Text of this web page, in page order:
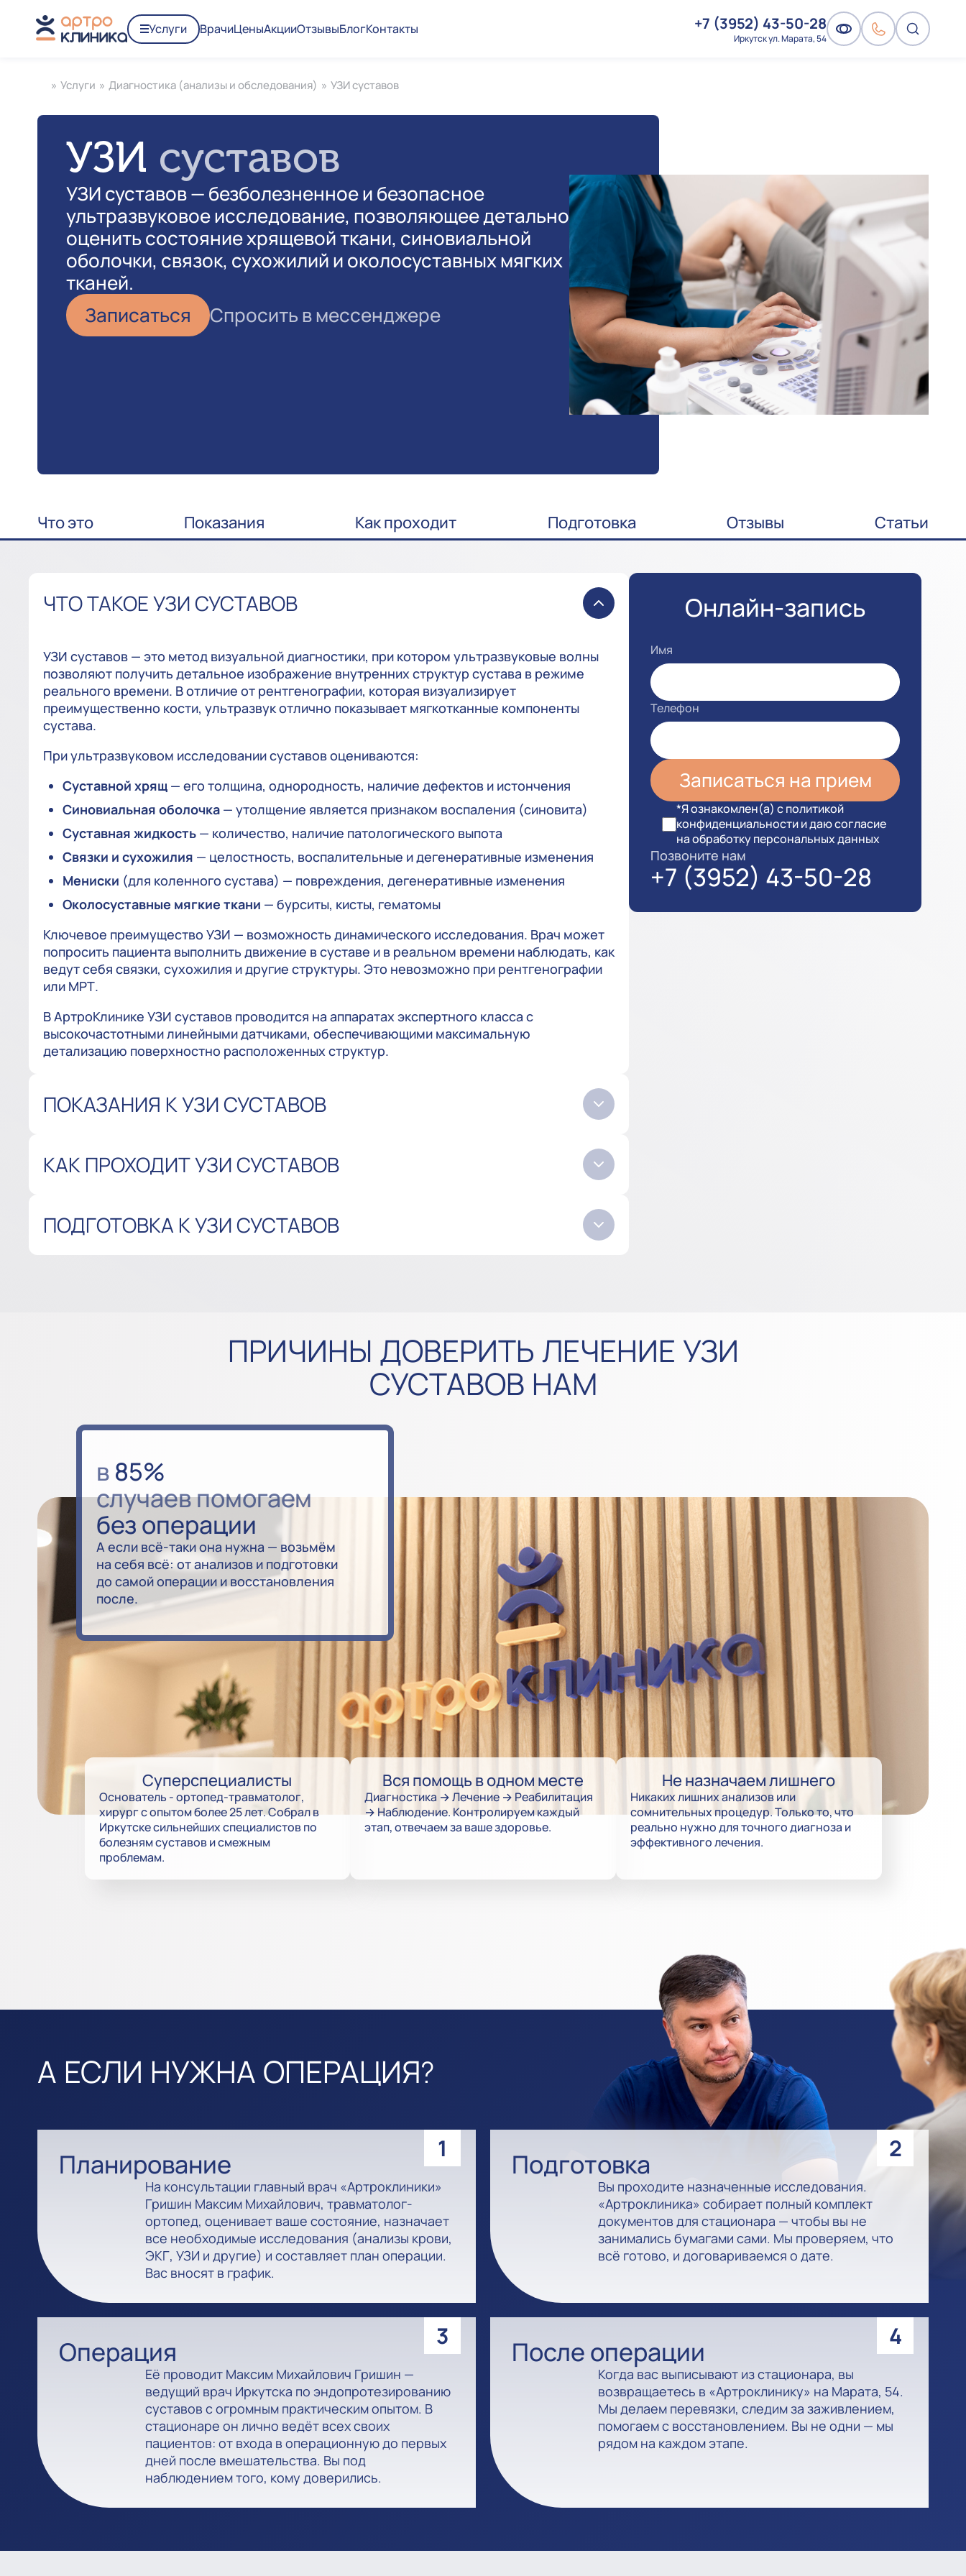
Услуги ВрачиЦеныАкцииОтзывыБлогКонтакты +7 (3952) 43-50-28
Иркутск ул. Марата, 54
» Услуги » Диагностика (анализы и обследования) » УЗИ суставов
УЗИ суставов
УЗИ суставов — безболезненное и безопасное
ультразвуковое исследование, позволяющее детально
оценить состояние хрящевой ткани, синовиальной
оболочки, связок, сухожилий и околосуставных мягких
тканей.
Записаться
Спросить в мессенджере
Что это Показания Как проходит Подготовка Отзывы Статьи
ЧТО ТАКОЕ УЗИ СУСТАВОВ
УЗИ суставов — это метод визуальной диагностики, при котором ультразвуковые волны
позволяют получить детальное изображение внутренних структур сустава в режиме
реального времени. В отличие от рентгенографии, которая визуализирует
преимущественно кости, ультразвук отлично показывает мягкотканные компоненты
сустава.
При ультразвуковом исследовании суставов оцениваются:
Суставной хрящ — его толщина, однородность, наличие дефектов и истончения
Синовиальная оболочка — утолщение является признаком воспаления (синовита)
Суставная жидкость — количество, наличие патологического выпота
Связки и сухожилия — целостность, воспалительные и дегенеративные изменения
Мениски (для коленного сустава) — повреждения, дегенеративные изменения
Околосуставные мягкие ткани — бурситы, кисты, гематомы
Ключевое преимущество УЗИ — возможность динамического исследования. Врач может
попросить пациента выполнить движение в суставе и в реальном времени наблюдать, как
ведут себя связки, сухожилия и другие структуры. Это невозможно при рентгенографии
или МРТ.
В АртроКлинике УЗИ суставов проводится на аппаратах экспертного класса с
высокочастотными линейными датчиками, обеспечивающими максимальную
детализацию поверхностно расположенных структур.
ПОКАЗАНИЯ К УЗИ СУСТАВОВ
КАК ПРОХОДИТ УЗИ СУСТАВОВ
ПОДГОТОВКА К УЗИ СУСТАВОВ
Онлайн-запись
Имя
Телефон
*Я ознакомлен(а) с политикой
конфиденциальности и даю согласие
на обработку персональных данных
Позвоните нам
+7 (3952) 43-50-28
ПРИЧИНЫ ДОВЕРИТЬ ЛЕЧЕНИЕ УЗИ
СУСТАВОВ НАМ
в85%
случаев помогаем
без операции
А если всё-таки она нужна — возьмём
на себя всё: от анализов и подготовки
до самой операции и восстановления
после.
Суперспециалисты
Основатель - ортопед-травматолог,
хирург с опытом более 25 лет. Собрал в
Иркутске сильнейших специалистов по
болезням суставов и смежным
проблемам.
Вся помощь в одном месте
Диагностика → Лечение → Реабилитация
→ Наблюдение. Контролируем каждый
этап, отвечаем за ваше здоровье.
Не назначаем лишнего
Никаких лишних анализов или
сомнительных процедур. Только то, что
реально нужно для точного диагноза и
эффективного лечения.
А ЕСЛИ НУЖНА ОПЕРАЦИЯ?
1
Планирование
На консультации главный врач «Артроклиники»
Гришин Максим Михайлович, травматолог-
ортопед, оценивает ваше состояние, назначает
все необходимые исследования (анализы крови,
ЭКГ, УЗИ и другие) и составляет план операции.
Вас вносят в график.
2
Подготовка
Вы проходите назначенные исследования.
«Артроклиника» собирает полный комплект
документов для стационара — чтобы вы не
занимались бумагами сами. Мы проверяем, что
всё готово, и договариваемся о дате.
3
Операция
Её проводит Максим Михайлович Гришин —
ведущий врач Иркутска по эндопротезированию
суставов с огромным практическим опытом. В
стационаре он лично ведёт всех своих
пациентов: от входа в операционную до первых
дней после вмешательства. Вы под
наблюдением того, кому доверились.
4
После операции
Когда вас выписывают из стационара, вы
возвращаетесь в «Артроклинику» на Марата, 54.
Мы делаем перевязки, следим за заживлением,
помогаем с восстановлением. Вы не одни — мы
рядом на каждом этапе.